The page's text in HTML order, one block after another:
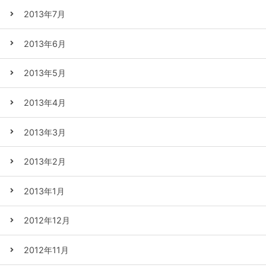
2013年7月
2013年6月
2013年5月
2013年4月
2013年3月
2013年2月
2013年1月
2012年12月
2012年11月